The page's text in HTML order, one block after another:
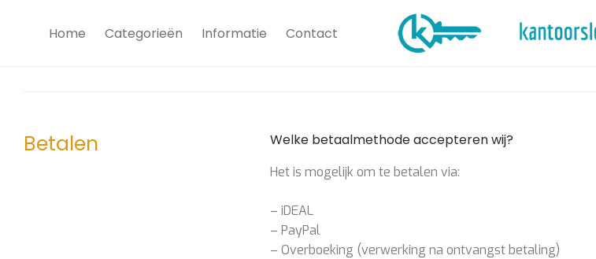
Home Categorieën Informatie Contact
Betalen Welke betaalmethode accepteren wij?
Het is mogelijk om te betalen via:
– iDEAL
– PayPal
– Overboeking (verwerking na ontvangst betaling)